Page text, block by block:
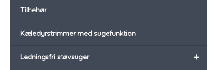
Tilbehør
Kæledyrstrimmer med sugefunktion
+
Ledningsfri støvsuger